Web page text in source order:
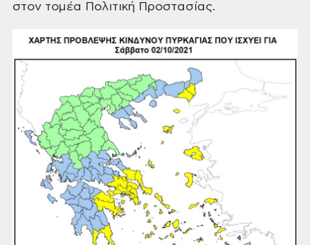
στον τομέα Πολιτική Προστασίας.